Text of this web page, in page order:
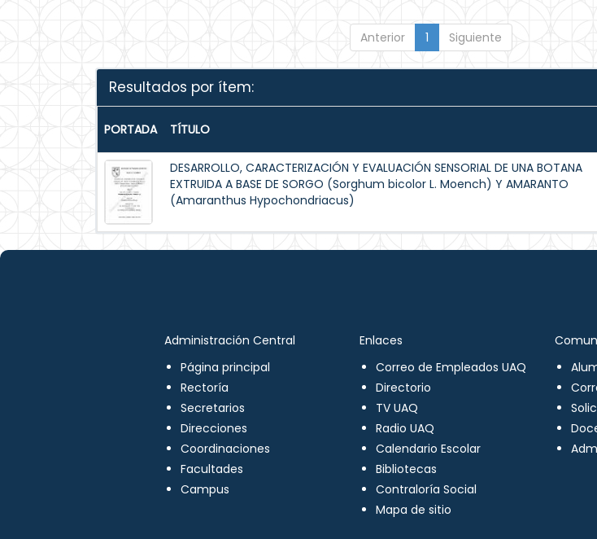
Anterior 1 Siguiente
Resultados por ítem:
PORTADA TÍTULO
DESARROLLO, CARACTERIZACIÓN Y EVALUACIÓN SENSORIAL DE UNA BOTANA
EXTRUIDA A BASE DE SORGO (Sorghum bicolor L. Moench) Y AMARANTO
(Amaranthus Hypochondriacus)
Administración Central
Página principal
Rectoría
Secretarios
Direcciones
Coordinaciones
Facultades
Campus
Enlaces
Correo de Empleados UAQ
Directorio
TV UAQ
Radio UAQ
Calendario Escolar
Bibliotecas
Contraloría Social
Mapa de sitio